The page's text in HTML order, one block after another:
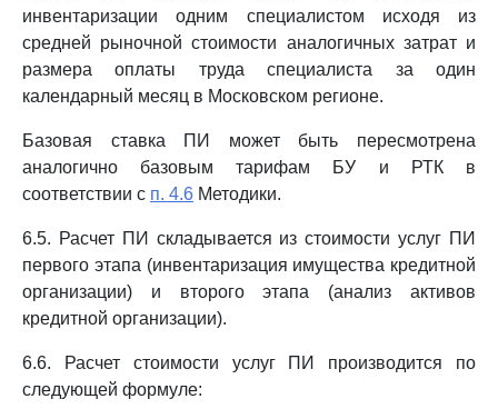
инвентаризации одним специалистом исходя из
средней рыночной стоимости аналогичных затрат и
размера оплаты труда специалиста за один
календарный месяц в Московском регионе.
Базовая ставка ПИ может быть пересмотрена
аналогично базовым тарифам БУ и РТК в
соответствии с п. 4.6 Методики.
6.5. Расчет ПИ складывается из стоимости услуг ПИ
первого этапа (инвентаризация имущества кредитной
организации) и второго этапа (анализ активов
кредитной организации).
6.6. Расчет стоимости услуг ПИ производится по
следующей формуле: